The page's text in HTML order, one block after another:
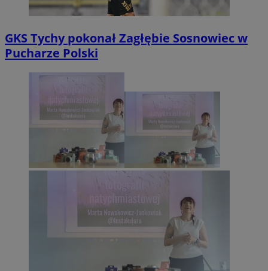
GKS Tychy pokonał Zagłębie Sosnowiec w
Pucharze Polski